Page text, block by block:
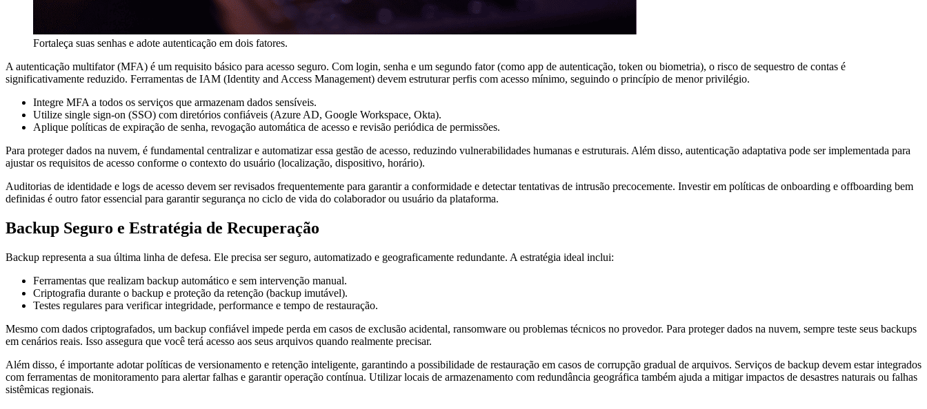
Fortaleça suas senhas e adote autenticação em dois fatores.
A autenticação multifator (MFA) é um requisito básico para acesso seguro. Com login, senha e um segundo fator (como app de autenticação, token ou biometria), o risco de sequestro de contas é
significativamente reduzido. Ferramentas de IAM (Identity and Access Management) devem estruturar perfis com acesso mínimo, seguindo o princípio de menor privilégio.
Integre MFA a todos os serviços que armazenam dados sensíveis.
Utilize single sign-on (SSO) com diretórios confiáveis (Azure AD, Google Workspace, Okta).
Aplique políticas de expiração de senha, revogação automática de acesso e revisão periódica de permissões.
Para proteger dados na nuvem, é fundamental centralizar e automatizar essa gestão de acesso, reduzindo vulnerabilidades humanas e estruturais. Além disso, autenticação adaptativa pode ser implementada para
ajustar os requisitos de acesso conforme o contexto do usuário (localização, dispositivo, horário).
Auditorias de identidade e logs de acesso devem ser revisados frequentemente para garantir a conformidade e detectar tentativas de intrusão precocemente. Investir em políticas de onboarding e offboarding bem
definidas é outro fator essencial para garantir segurança no ciclo de vida do colaborador ou usuário da plataforma.
Backup Seguro e Estratégia de Recuperação
Backup representa a sua última linha de defesa. Ele precisa ser seguro, automatizado e geograficamente redundante. A estratégia ideal inclui:
Ferramentas que realizam backup automático e sem intervenção manual.
Criptografia durante o backup e proteção da retenção (backup imutável).
Testes regulares para verificar integridade, performance e tempo de restauração.
Mesmo com dados criptografados, um backup confiável impede perda em casos de exclusão acidental, ransomware ou problemas técnicos no provedor. Para proteger dados na nuvem, sempre teste seus backups
em cenários reais. Isso assegura que você terá acesso aos seus arquivos quando realmente precisar.
Além disso, é importante adotar políticas de versionamento e retenção inteligente, garantindo a possibilidade de restauração em casos de corrupção gradual de arquivos. Serviços de backup devem estar integrados
com ferramentas de monitoramento para alertar falhas e garantir operação contínua. Utilizar locais de armazenamento com redundância geográfica também ajuda a mitigar impactos de desastres naturais ou falhas
sistêmicas regionais.